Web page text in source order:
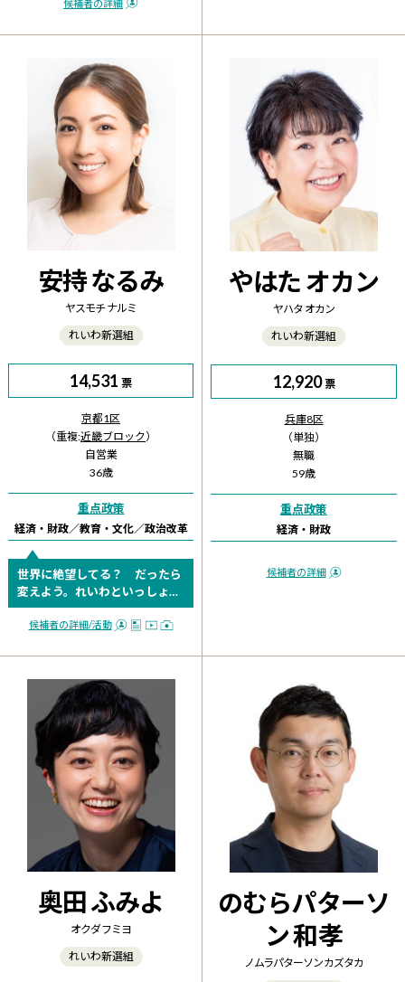
候補者の詳細
安持 なるみ
ヤスモチ ナルミ
れいわ新選組
14,531 票
京都1区
（重複:近畿ブロック）
自営業
36歳
重点政策
経済・財政／教育・文化／政治改革
世界に絶望してる？ だったら
変えよう。れいわといっしょ
に。
候補者の詳細/活動
やはた オカン
ヤハタ オカン
れいわ新選組
12,920 票
兵庫8区
（単独）
無職
59歳
重点政策
経済・財政
候補者の詳細
奥田 ふみよ
オクダ フミヨ
れいわ新選組
のむらパターソ
ン 和孝
ノムラパターソン カズタカ